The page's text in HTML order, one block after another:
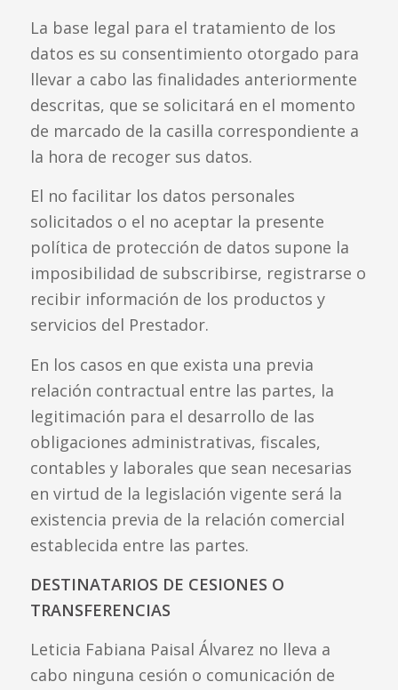
La base legal para el tratamiento de los
datos es su consentimiento otorgado para
llevar a cabo las finalidades anteriormente
descritas, que se solicitará en el momento
de marcado de la casilla correspondiente a
la hora de recoger sus datos.
El no facilitar los datos personales
solicitados o el no aceptar la presente
política de protección de datos supone la
imposibilidad de subscribirse, registrarse o
recibir información de los productos y
servicios del Prestador.
En los casos en que exista una previa
relación contractual entre las partes, la
legitimación para el desarrollo de las
obligaciones administrativas, fiscales,
contables y laborales que sean necesarias
en virtud de la legislación vigente será la
existencia previa de la relación comercial
establecida entre las partes.
DESTINATARIOS DE CESIONES O
TRANSFERENCIAS
Leticia Fabiana Paisal Álvarez no lleva a
cabo ninguna cesión o comunicación de